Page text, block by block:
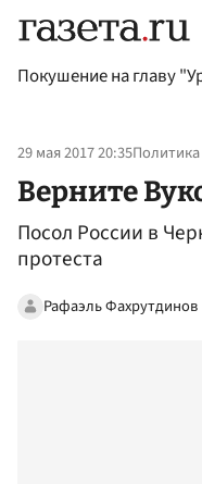
Покушение на главу
29 мая 2017 20:35Политика
Верните
Посол России в
протеста
Рафаэль Фахрутдинов